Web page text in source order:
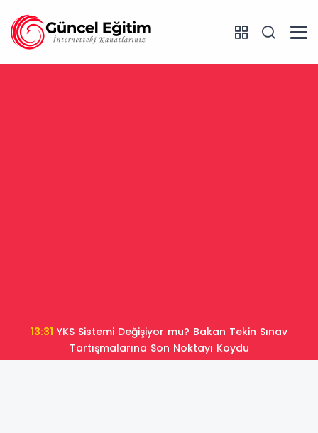
13:31
Tartışmalarına Son Noktayı Koydu